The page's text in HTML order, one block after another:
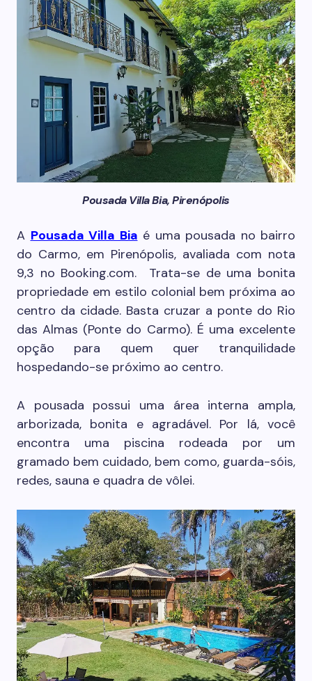
Pousada Villa Bia, Pirenópolis
A Pousada Villa Bia é uma pousada no bairro
do Carmo, em Pirenópolis, avaliada com nota
9,3 no Booking.com. Trata-se de uma bonita
propriedade em estilo colonial bem próxima ao
centro da cidade. Basta cruzar a ponte do Rio
das Almas (Ponte do Carmo). É uma excelente
opção para quem quer tranquilidade
hospedando-se próximo ao centro.
A pousada possui uma área interna ampla,
arborizada, bonita e agradável. Por lá, você
encontra uma piscina rodeada por um
gramado bem cuidado, bem como, guarda-sóis,
redes, sauna e quadra de vôlei.